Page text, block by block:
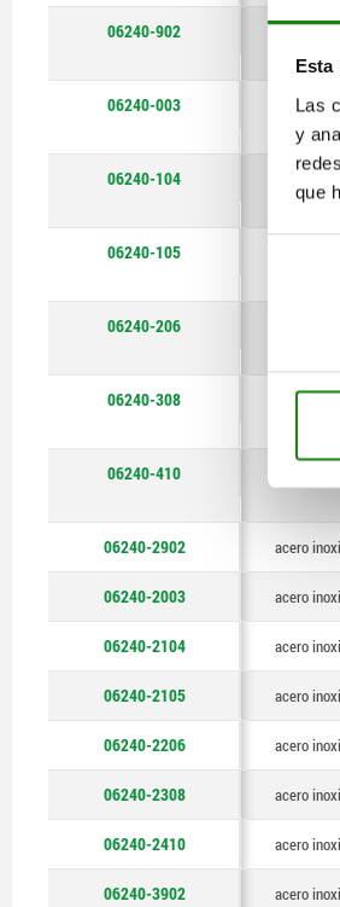
Las
y
que
06240-902 acero
06240-003 acero
06240-104
06240-105
06240-206 acero
06240-308 acero
06240-410
06240-2902 acero
06240-2003 acero
06240-2104 acero
06240-2105 acero
06240-2206 acero
06240-2308 acero
06240-2410 acero
06240-3902 acero